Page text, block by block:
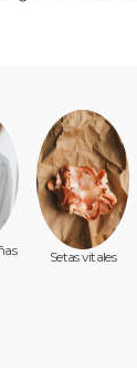
Setas vitales